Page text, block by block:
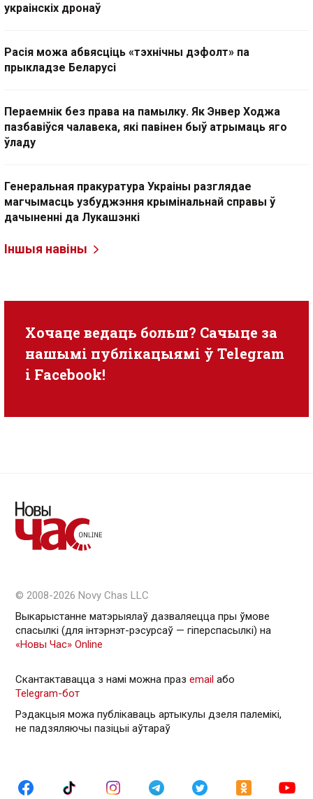
украінскіх дронаў
Расія можа абвясціць «тэхнічны дэфолт» па
прыкладзе Беларусі
Пераемнік без права на памылку. Як Энвер Ходжа
пазбавіўся чалавека, які павінен быў атрымаць яго
ўладу
Генеральная пракуратура Украіны разглядае
магчымасць узбуджэння крымінальнай справы ў
дачыненні да Лукашэнкі
Іншыя навіны
Хочаце ведаць больш? Сачыце за
нашымі публікацыямі ў Telegram
i Facebook!
© 2008-2026 Novy Chas LLC
Выкарыстанне матэрыялаў дазваляецца пры ўмове
спасылкі (для інтэрнэт-рэсурсаў — гiперспасылкi) на
«Новы Час» Online
Скантактавацца з намі можна праз email або
Telegram-бот
Рэдакцыя можа публікаваць артыкулы дзеля палемікі,
не падзяляючы пазіцыі аўтараў